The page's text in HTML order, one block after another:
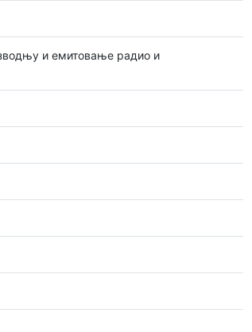
и емитовање радио и